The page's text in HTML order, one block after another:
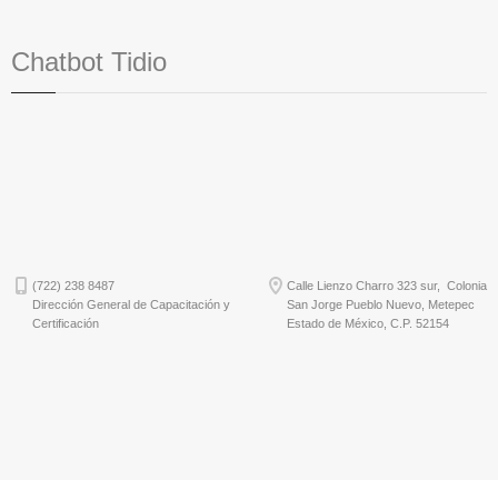
Chatbot Tidio
(722) 238 8487
Dirección General de Capacitación y
Certificación
Calle Lienzo Charro 323 sur, Colonia
San Jorge Pueblo Nuevo, Metepec
Estado de México, C.P. 52154